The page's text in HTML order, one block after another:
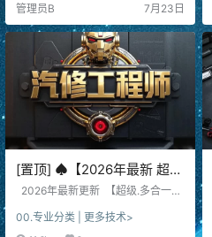
hing training course 简 介 说 明 [Inf
or…
管理员B 7月23日
[置顶] ♠【2026年最新 超级
多合一 在线+离线 查询系
验版【F6智数+爱扳手+畅意
2026年最新更新 【超级.多合一在
主力在线查询平台 F6智数+爱扳手
+畅意+原厂系统+ 宝典+修帝+精通
00.专业分类 | 更多技术>